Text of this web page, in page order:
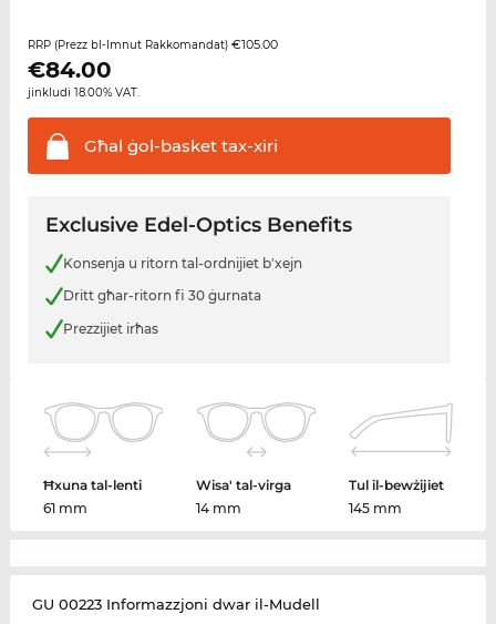
RRP (Prezz bl-Imnut Rakkomandat) €105.00
€84.00
jinkludi 18.00% VAT.
Għal ġol-baskettax-xiri
Exclusive Edel-Optics Benefits
Konsenja u ritorn tal-ordnijiet b'xejn
Dritt għar-ritorn fi 30 ġurnata
Prezzijiet irħas
Ħxuna tal-lenti
61 mm
Wisa' tal-virga
14 mm
Tul il-bewżijiet
145 mm
GU 00223 Informazzjoni dwar il-Mudell